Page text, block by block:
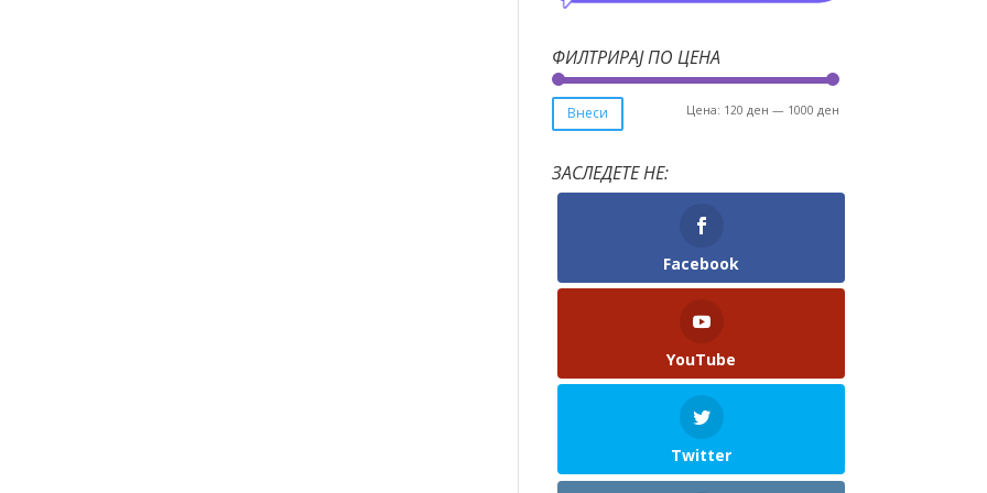
ФИЛТРИРАЈ ПО ЦЕНА
Мин.
Макс.
Внеси Цена: 120 ден — 1000 ден
ЗАСЛЕДЕТЕ НЕ:
Facebook
YouTube
Twitter